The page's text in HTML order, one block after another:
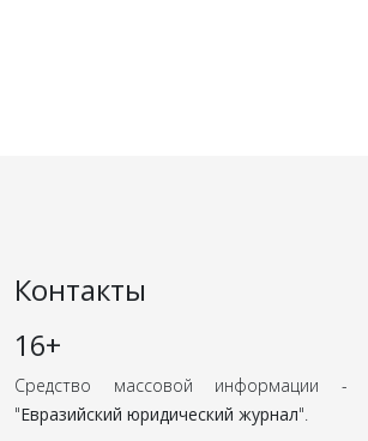
Контакты
16+
Средство массовой информации -
"Евразийский юридический журнал".